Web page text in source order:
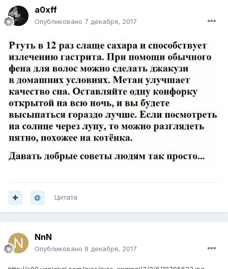
a0xff
Опубликовано 7 декабря, 2017
Цитата
NnN
Опубликовано 8 декабря, 2017